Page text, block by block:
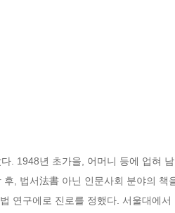
. 1948년 초가을, 어머니 등에 업혀
, 법서法書 아닌 인문사회 분야의
연구에로 진로를 정했다. 서울대에